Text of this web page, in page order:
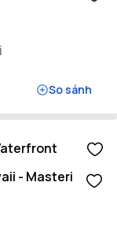
So sánh
- Masteri